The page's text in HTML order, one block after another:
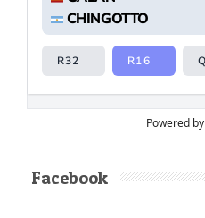
Powered by
Facebook